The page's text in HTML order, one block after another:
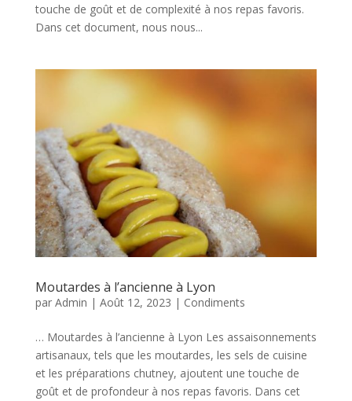
touche de goût et de complexité à nos repas favoris.
Dans cet document, nous nous...
Moutardes à l’ancienne à Lyon
par Admin | Août 12, 2023 | Condiments
… Moutardes à l’ancienne à Lyon Les assaisonnements
artisanaux, tels que les moutardes, les sels de cuisine
et les préparations chutney, ajoutent une touche de
goût et de profondeur à nos repas favoris. Dans cet